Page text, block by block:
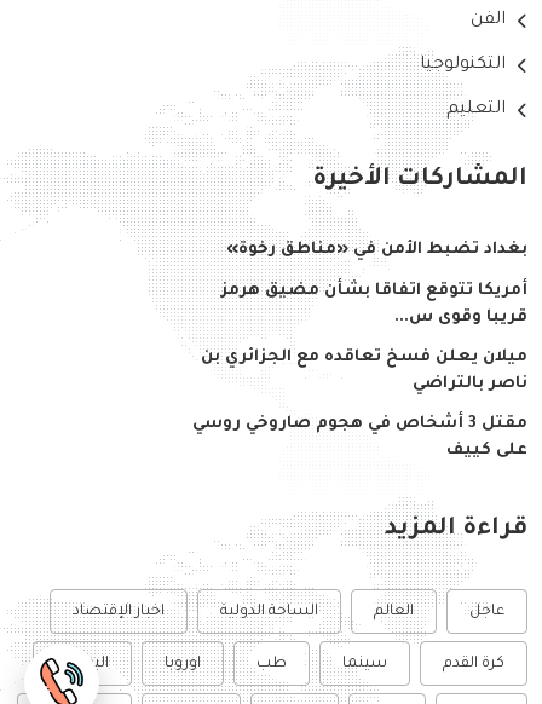
الفن
التكنولوجيا
التعليم
المشاركات الأخيرة
بغداد تضبط الأمن في «مناطق رخوة»
أمريكا تتوقع اتفاقا بشأن مضيق هرمز
قريبا وقوى س...
ميلان يعلن فسخ تعاقده مع الجزائري بن
ناصر بالتراضي
مقتل 3 أشخاص في هجوم صاروخي روسي
على كييف
قراءة المزيد
عاجل العالم الساحة الدولية اخبار الإقتصاد
كرة القدم سينما طب اوروبا البورصة